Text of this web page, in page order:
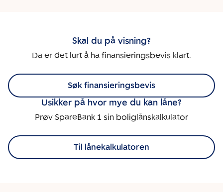
Skal du på visning?
Da er det lurt å ha finansieringsbevis klart.
Søk finansieringsbevis
Usikker på hvor mye du kan låne?
Prøv SpareBank 1 sin boliglånskalkulator
Til lånekalkulatoren